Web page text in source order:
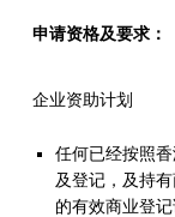
申请资格及要求：
企业资助计划
任何已经按照
及登记，及持
的有效商业登